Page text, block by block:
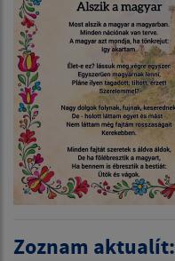
Zoznam aktualít: